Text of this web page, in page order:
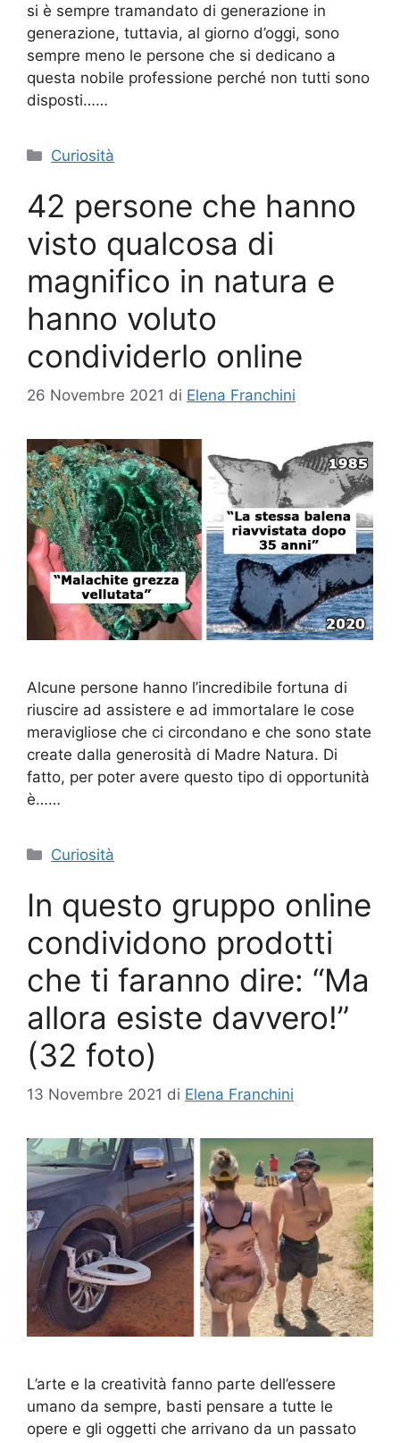
si è sempre tramandato di generazione in
generazione, tuttavia, al giorno d’oggi, sono
sempre meno le persone che si dedicano a
questa nobile professione perché non tutti sono
disposti……
Categorie
Curiosità
42 persone che hanno
visto qualcosa di
magnifico in natura e
hanno voluto
condividerlo online
26 Novembre 2021 di Elena Franchini
Alcune persone hanno l’incredibile fortuna di
riuscire ad assistere e ad immortalare le cose
meravigliose che ci circondano e che sono state
create dalla generosità di Madre Natura. Di
fatto, per poter avere questo tipo di opportunità
è……
Categorie
Curiosità
In questo gruppo online
condividono prodotti
che ti faranno dire: “Ma
allora esiste davvero!”
(32 foto)
13 Novembre 2021 di Elena Franchini
L’arte e la creatività fanno parte dell’essere
umano da sempre, basti pensare a tutte le
opere e gli oggetti che arrivano da un passato